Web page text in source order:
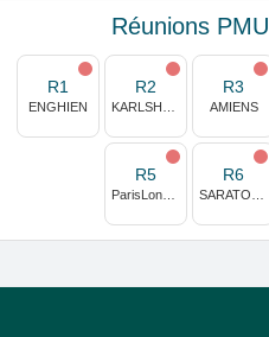
Réunions PMU
R1
ENGHIEN
R2 R3
AMIENS
R5 R6